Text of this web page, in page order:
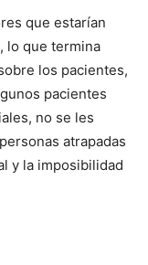
que estarían
lo que termina
los pacientes,
pacientes
no se les
atrapadas
y la imposibilidad